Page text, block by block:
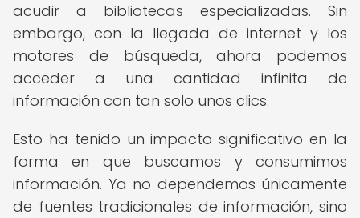
acudir a bibliotecas especializadas. Sin
embargo, con la llegada de internet y los
motores de búsqueda, ahora podemos
acceder a una cantidad infinita de
información con tan solo unos clics.
Esto ha tenido un impacto significativo en la
forma en que buscamos y consumimos
información. Ya no dependemos únicamente
de fuentes tradicionales de información, sino